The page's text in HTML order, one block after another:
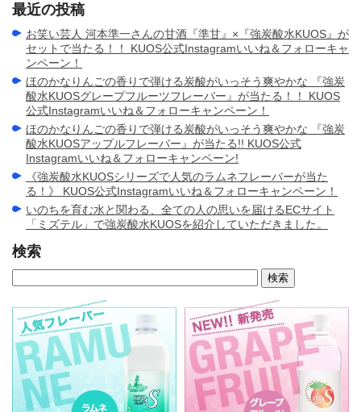
最近の投稿
お笑い芸人 河本準一さんの甘酒『準甘』×『強炭酸水KUOS』が
セットで当たる！！ KUOS公式Instagramいいね＆フォローキャ
ンペーン！
ほのかなりんごの香りで弾ける炭酸がいっそう爽やかな 『強炭
酸水KUOSグレープフルーツフレーバー』が当たる！！ KUOS
公式Instagramいいね＆フォローキャンペーン！
ほのかなりんごの香りで弾ける炭酸がいっそう爽やかな 『強炭
酸水KUOSアップルフレーバー』が当たる!! KUOS公式
Instagramいいね＆フォローキャンペーン!
《強炭酸水KUOSシリーズで人気のラムネフレーバーが当た
る！》 KUOS公式Instagramいいね＆フォローキャンペーン！
いのちを育む水と関わる、全ての人の思いを届けるECサイト
「ミズテル」で強炭酸水KUOSを紹介していただきました。
検索